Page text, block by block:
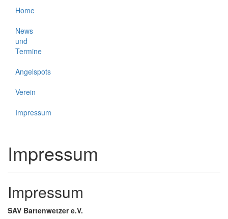
Home
News
und
Termine
Angelspots
Verein
Impressum
Impressum
Impressum
SAV Bartenwetzer e.V.